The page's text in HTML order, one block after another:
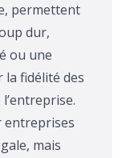
permettent
dur,
ou une
la fidélité des
entreprises
mais